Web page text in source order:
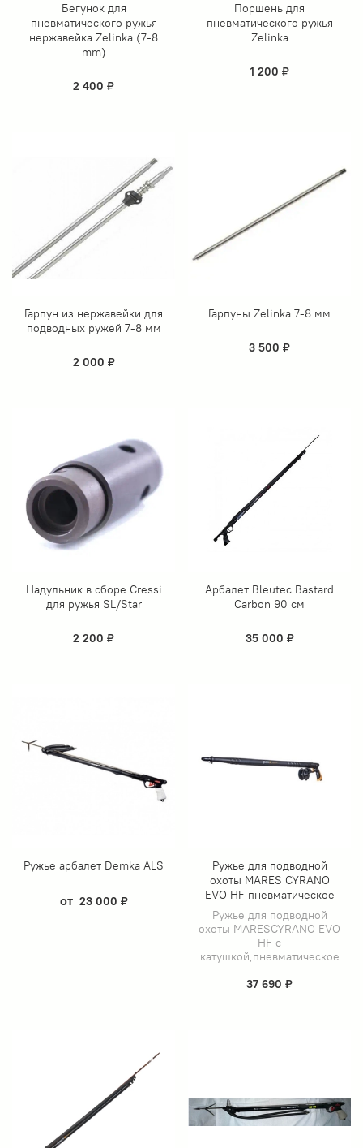
Бегунок для
пневматического ружья
нержавейка Zelinka (7-8
mm)
2 400 ₽
Поршень для
пневматического ружья
Zelinka
1 200 ₽
Гарпун из нержавейки для
подводных ружей 7-8 мм
2 000 ₽
Гарпуны Zelinka 7-8 мм
3 500 ₽
Надульник в сборе Cressi
для ружья SL/Star
2 200 ₽
Арбалет Bleutec Bastard
Carbon 90 см
35 000 ₽
Ружье арбалет Demka ALS
от 23 000 ₽
Ружье для подводной
охоты MARES CYRANO
EVO HF пневматическое
Ружье для подводной
охоты MARESCYRANO EVO
HF с
катушкой,пневматическое
37 690 ₽